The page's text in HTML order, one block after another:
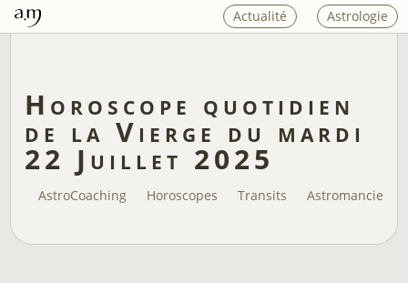
Actualité Astrologie
Horoscope quotidien
de la Vierge du mardi
22 Juillet 2025
AstroCoaching Horoscopes Transits Astromancie